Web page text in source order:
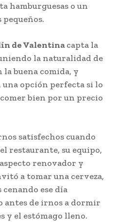
hamburguesas o un
de Valentinacapta la
la naturalidad de
buena comida, y
opción perfecta si lo
bien por un precio
satisfechos cuando
restaurante, su equipo,
renovador y
a tomar una cerveza,
cenando ese día
antes de irnos a dormir
y el estómago lleno.